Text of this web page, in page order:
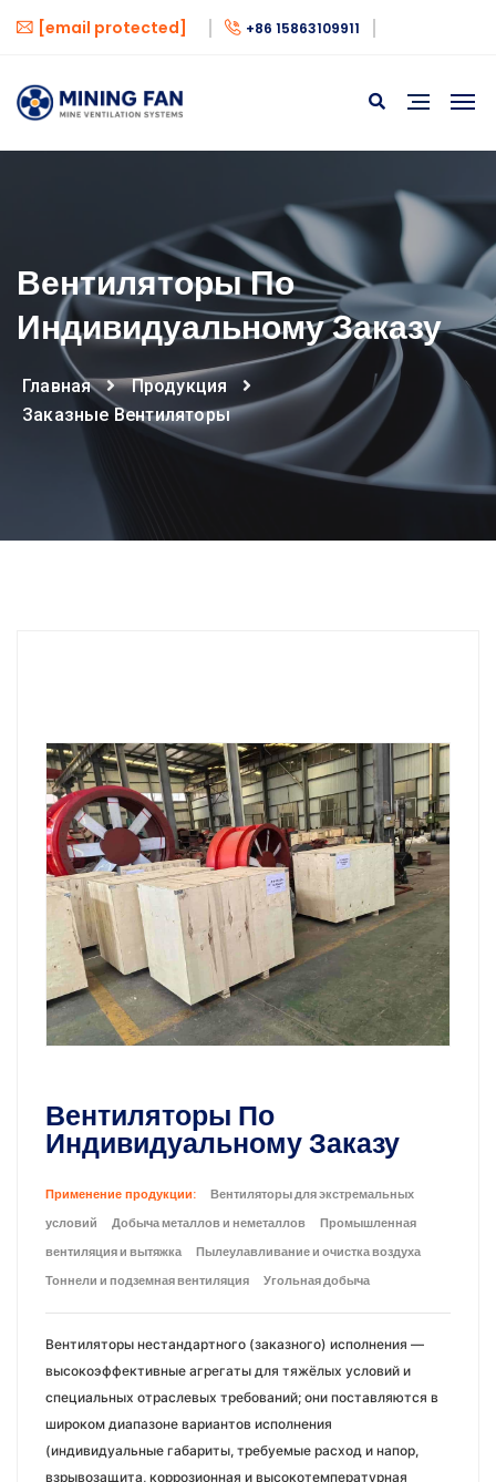
[email protected] +86 15863109911
Вентиляторы По
Индивидуальному Заказу
Главная
Продукция
Заказные Вентиляторы
Вентиляторы По
Индивидуальному Заказу
Применение продукции:
Вентиляторы для экстремальных
условий
Добыча металлов и неметаллов
Промышленная
вентиляция и вытяжка
Пылеулавливание и очистка воздуха
Тоннели и подземная вентиляция
Угольная добыча
Вентиляторы нестандартного (заказного) исполнения —
высокоэффективные агрегаты для тяжёлых условий и
специальных отраслевых требований; они поставляются в
широком диапазоне вариантов исполнения
(индивидуальные габариты, требуемые расход и напор,
взрывозащита, коррозионная и высокотемпературная